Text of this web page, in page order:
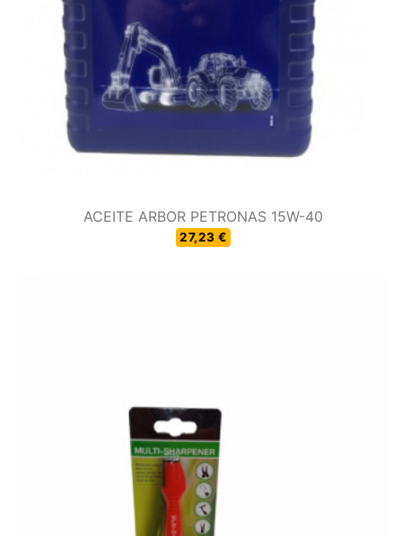
ACEITE ARBOR PETRONAS 15W-40
27,23 €